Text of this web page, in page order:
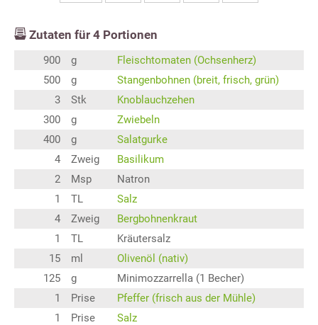
Zutaten für 4 Portionen
900 g
Fleischtomaten (Ochsenherz)
500
g
Stangenbohnen (breit, frisch, grün)
3
Stk
Knoblauchzehen
300
g
Zwiebeln
400
g
Salatgurke
4
Zweig
Basilikum
2
Msp
Natron
1
TL
Salz
4
Zweig
Bergbohnenkraut
1
TL
Kräutersalz
15
ml
Olivenöl (nativ)
125
g
Minimozzarrella (1 Becher)
1
Prise
Pfeffer (frisch aus der Mühle)
1
Prise
Salz